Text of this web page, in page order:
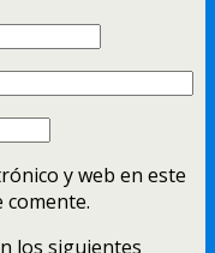
y web en este
comente.
los siguientes